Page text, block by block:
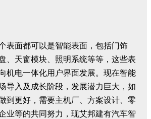
表面都可以是智能表面，包括门饰
、天窗模块、照明系统等等，这些表
机电一体化用户界面发展。现在智能
导入及成长阶段，发展潜力巨大，如
到更好，需要主机厂、方案设计、零
业等的共同努力，现艾邦建有汽车智